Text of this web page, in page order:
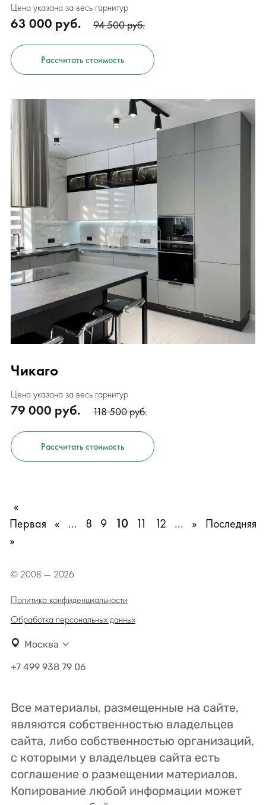
Цена указана за весь гарнитур
63 000 руб. 94 500 руб.
Рассчитать стоимость
Чикаго
Цена указана за весь гарнитур
79 000 руб. 118 500 руб.
Рассчитать стоимость
«
Первая
« ... 8 9 10 11 12 ... »
Последняя
»
© 2008 — 2026
Политика конфиденциальности
Обработка персональных данных
Москва
+7 499 938 79 06
Все материалы, размещенные на сайте,
являются собственностью владельцев
сайта, либо собственностью организаций,
с которыми у владельцев сайта есть
соглашение о размещении материалов.
Копирование любой информации может